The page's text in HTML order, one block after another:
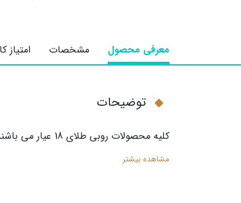
معرفی محصول مشخصات امتیاز
توضیحات
کلیه محصولات روبی طلای عیار می
مشاهده بیشتر